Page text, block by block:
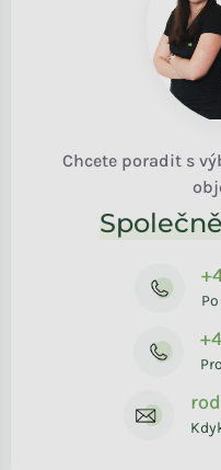
Chcete poradit s